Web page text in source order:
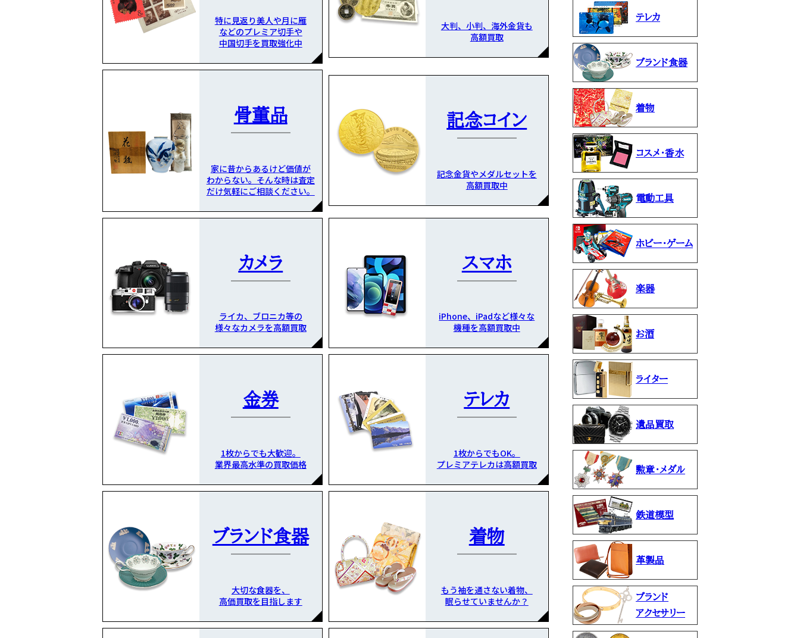
特に見返り美人や月に雁
などのプレミア切手や
中国切手を買取強化中
大判、小判、海外金貨も
高額買取
骨董品
家に昔からあるけど価値が
わからない。そんな時は査定
だけ気軽にご相談ください。
記念コイン
記念金貨やメダルセットを
高額買取中
カメラ
ライカ、ブロニカ等の
様々なカメラを高額買取
スマホ
iPhone、iPadなど様々な
機種を高額買取中
金券
1枚からでも大歓迎。
業界最高水準の買取価格
テレカ
1枚からでもOK。
プレミアテレカは高額買取
ブランド食器
大切な食器を、
高価買取を目指します
着物
もう袖を通さない着物、
眠らせていませんか？
テレカ
ブランド食器
着物
コスメ・香水
電動工具
ホビー・ゲーム
楽器
お酒
ライター
遺品買取
勲章・メダル
鉄道模型
革製品
ブランド
アクセサリー